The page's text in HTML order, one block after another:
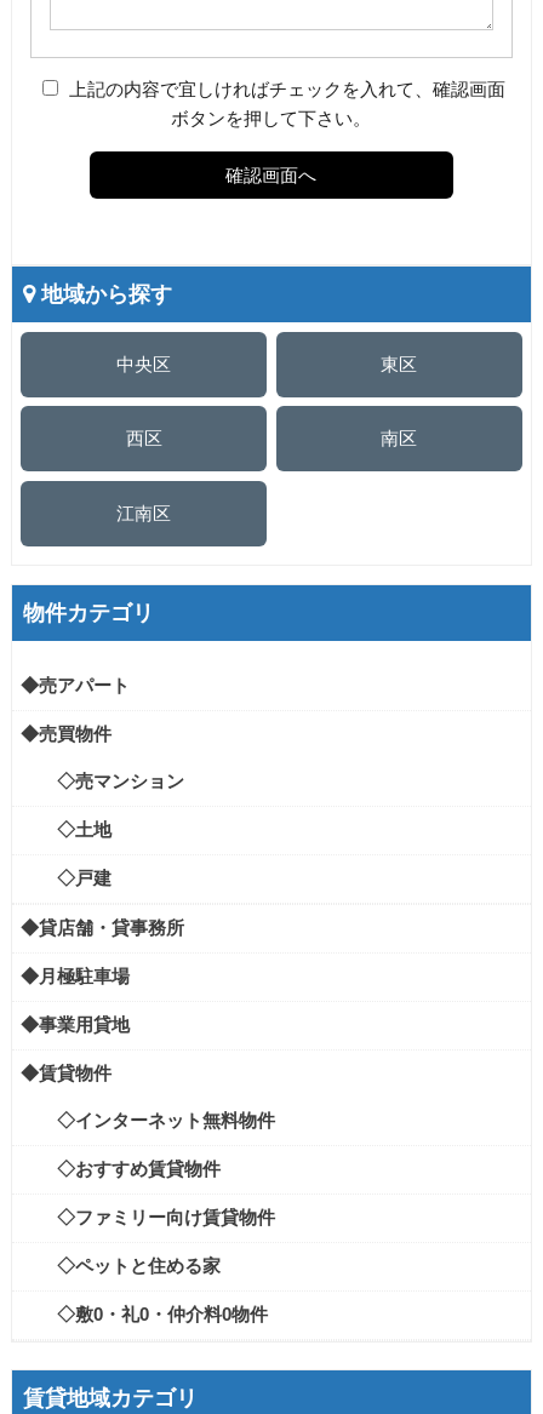
上記の内容で宜しければチェックを入れて、確認画面
ボタンを押して下さい。
地域から探す
中央区 東区
西区 南区
江南区
物件カテゴリ
◆売アパート
◆売買物件
◇売マンション
◇土地
◇戸建
◆貸店舗・貸事務所
◆月極駐車場
◆事業用貸地
◆賃貸物件
◇インターネット無料物件
◇おすすめ賃貸物件
◇ファミリー向け賃貸物件
◇ペットと住める家
◇敷0・礼0・仲介料0物件
賃貸地域カテゴリ